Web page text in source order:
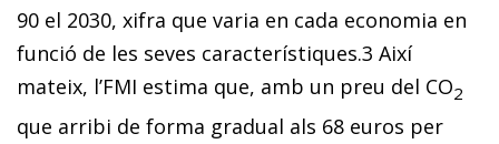
90 el 2030, xifra que varia en cada economia en
funció de les seves característiques.3 Així
mateix, l’FMI estima que, amb un preu del CO2
que arribi de forma gradual als 68 euros per